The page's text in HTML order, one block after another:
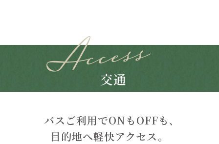
交通
バスご利用でONもOFFも､
目的地へ軽快アクセス。